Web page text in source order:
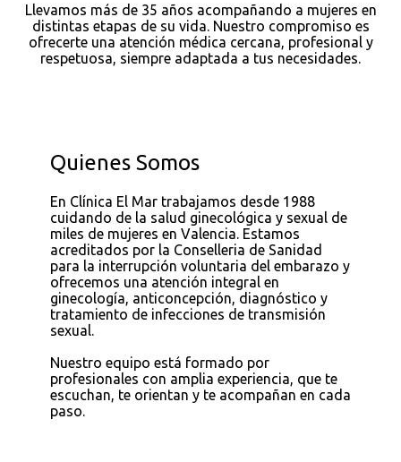
Llevamos más de 35 años acompañando a mujeres en
distintas etapas de su vida. Nuestro compromiso es
ofrecerte una atención médica cercana, profesional y
respetuosa, siempre adaptada a tus necesidades.
Quienes Somos
En Clínica El Mar trabajamos desde 1988
cuidando de la salud ginecológica y sexual de
miles de mujeres en Valencia. Estamos
acreditados por la Conselleria de Sanidad
para la interrupción voluntaria del embarazo y
ofrecemos una atención integral en
ginecología, anticoncepción, diagnóstico y
tratamiento de infecciones de transmisión
sexual.
Nuestro equipo está formado por
profesionales con amplia experiencia, que te
escuchan, te orientan y te acompañan en cada
paso.